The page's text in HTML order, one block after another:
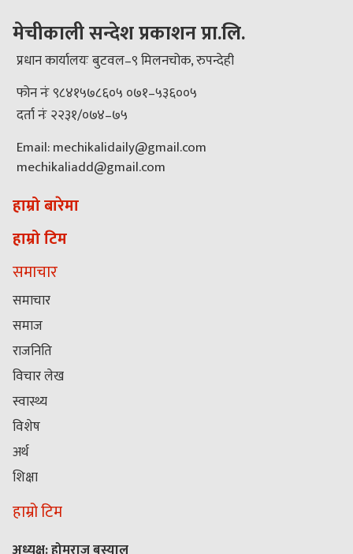
मेचीकाली सन्देश प्रकाशन प्रा.लि.
प्रधान कार्यालयः बुटवल–९ मिलनचोक, रुपन्देही
फोन नंः ९८४१५७८६०५ ०७१–५३६००५
दर्ता नंः २२३१/०७४–७५
Email: mechikalidaily@gmail.com
mechikaliadd@gmail.com
हाम्रो बारेमा
हाम्रो टिम
समाचार
समाचार
समाज
राजनिति
विचार लेख
स्वास्थ्य
विशेष
अर्थ
शिक्षा
हाम्रो टिम